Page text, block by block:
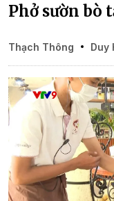
Phở sườn bò
Thạch Thông Duy